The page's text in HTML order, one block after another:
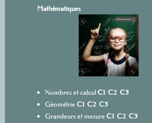
Mathématiques
Nombres et calculC1 C2 C3
Géométrie C1 C2 C3
Grandeurs et mesure C1 C2 C3